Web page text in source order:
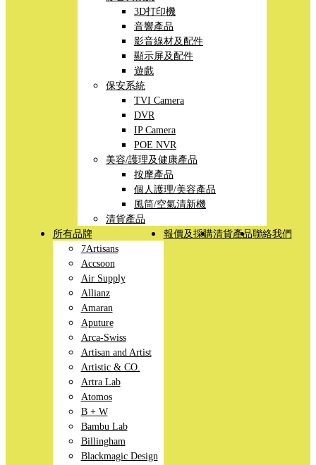
3D打印機
音響產品
影音線材及配件
顯示屏及配件
遊戲
保安系統
TVI Camera
DVR
IP Camera
POE NVR
美容/護理及健康產品
按摩產品
個人護理/美容產品
風筒/空氣清新機
清貨產品
所有品牌
7Artisans
Accsoon
Air Supply
Allianz
Amaran
Aputure
Arca-Swiss
Artisan and Artist
Artistic & CO.
Artra Lab
Atomos
B + W
Bambu Lab
Billingham
Blackmagic Design
報價及採購清貨產品聯絡我們